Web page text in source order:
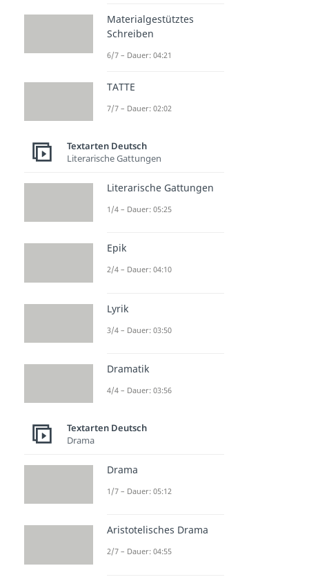
Materialgestütztes
Schreiben
6/7 – Dauer: 04:21
TATTE
7/7 – Dauer: 02:02
Textarten Deutsch
Literarische Gattungen
Literarische Gattungen
1/4 – Dauer: 05:25
Epik
2/4 – Dauer: 04:10
Lyrik
3/4 – Dauer: 03:50
Dramatik
4/4 – Dauer: 03:56
Textarten Deutsch
Drama
Drama
1/7 – Dauer: 05:12
Aristotelisches Drama
2/7 – Dauer: 04:55